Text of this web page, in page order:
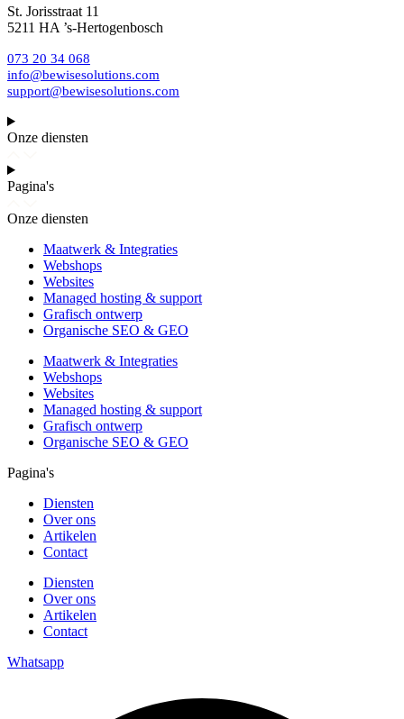
St. Jorisstraat 11
5211 HA ’s-Hertogenbosch
073 20 34 068
info@bewisesolutions.com
support@bewisesolutions.com
Onze diensten
Pagina's
Onze diensten
Maatwerk & Integraties
Webshops
Websites
Managed hosting & support
Grafisch ontwerp
Organische SEO & GEO
Maatwerk & Integraties
Webshops
Websites
Managed hosting & support
Grafisch ontwerp
Organische SEO & GEO
Pagina's
Diensten
Over ons
Artikelen
Contact
Diensten
Over ons
Artikelen
Contact
Whatsapp